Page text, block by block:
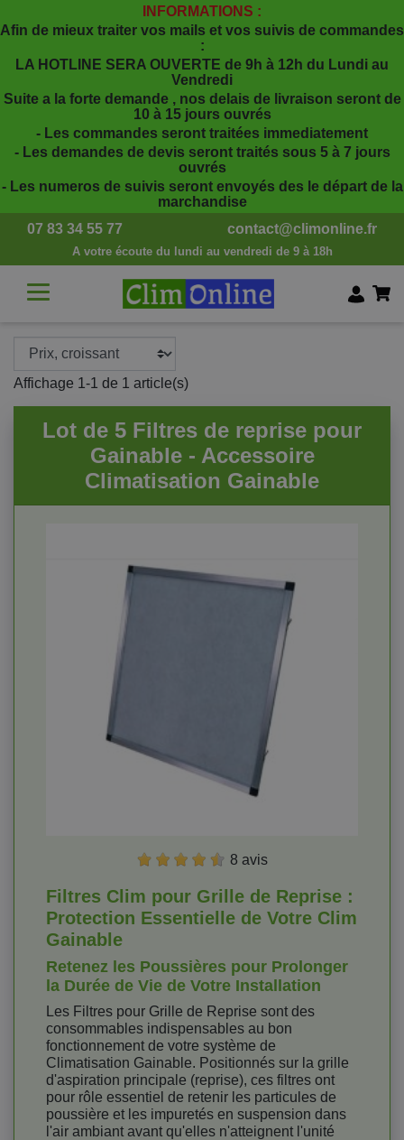
INFORMATIONS :
Afin de mieux traiter vos mails et vos suivis de commandes
:
LA HOTLINE SERA OUVERTE de 9h à 12h du Lundi au
Vendredi
Suite a la forte demande , nos delais de livraison seront de
10 à 15 jours ouvrés
- Les commandes seront traitées immediatement
- Les demandes de devis seront traités sous 5 à 7 jours
ouvrés
- Les numeros de suivis seront envoyés des le départ de la
marchandise
07 83 34 55 77
A votre écoute du lundi au vendredi de 9 à 18h
contact@climonline.fr
Affichage 1-1 de 1 article(s)
Lot de 5 Filtres de reprise pour
Gainable - Accessoire
Climatisation Gainable
8 avis
Filtres Clim pour Grille de Reprise :
Protection Essentielle de Votre Clim
Gainable
Retenez les Poussières pour Prolonger
la Durée de Vie de Votre Installation
Les Filtres pour Grille de Reprise sont des
consommables indispensables au bon
fonctionnement de votre système de
Climatisation Gainable. Positionnés sur la grille
d'aspiration principale (reprise), ces filtres ont
pour rôle essentiel de retenir les particules de
poussière et les impuretés en suspension dans
l'air ambiant avant qu'elles n'atteignent l'unité